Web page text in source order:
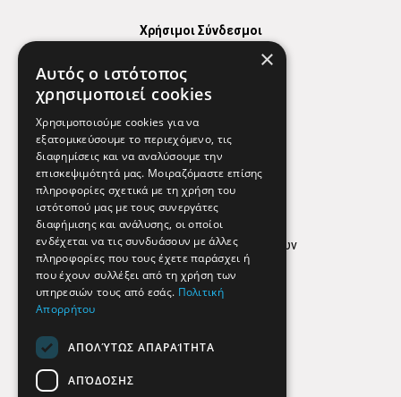
Χρήσιμοι Σύνδεσμοι
Χρήσιμα Τηλέφωνα
Εφημερεύοντα Φαρμακεία
Απόρρητο
Όροι Χρήσης
Πολιτική προστασίας δεδομένων
Findhere
Social Media
×
Αυτός ο ιστότοπος
χρησιμοποιεί cookies
Χρησιμοποιούμε cookies για να
εξατομικεύσουμε το περιεχόμενο, τις
διαφημίσεις και να αναλύσουμε την
επισκεψιμότητά μας. Μοιραζόμαστε επίσης
πληροφορίες σχετικά με τη χρήση του
ιστότοπού μας με τους συνεργάτες
διαφήμισης και ανάλυσης, οι οποίοι
ενδέχεται να τις συνδυάσουν με άλλες
πληροφορίες που τους έχετε παράσχει ή
που έχουν συλλέξει από τη χρήση των
υπηρεσιών τους από εσάς. Πολιτική
Απορρήτου
ΑΠΟΛΎΤΩΣ ΑΠΑΡΑΊΤΗΤΑ
ΑΠΌΔΟΣΗΣ